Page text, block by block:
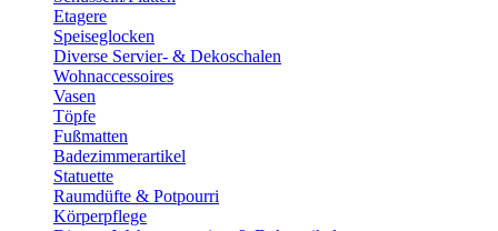
Etagere
Speiseglocken
Diverse Servier- & Dekoschalen
Wohnaccessoires
Vasen
Töpfe
Fußmatten
Badezimmerartikel
Statuette
Raumdüfte & Potpourri
Körperpflege